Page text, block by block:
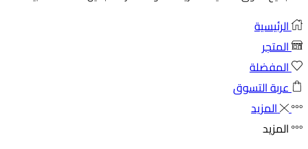
الرئيسية
المتجر
المفضلة
عربة التسوق
المزيد
المزيد